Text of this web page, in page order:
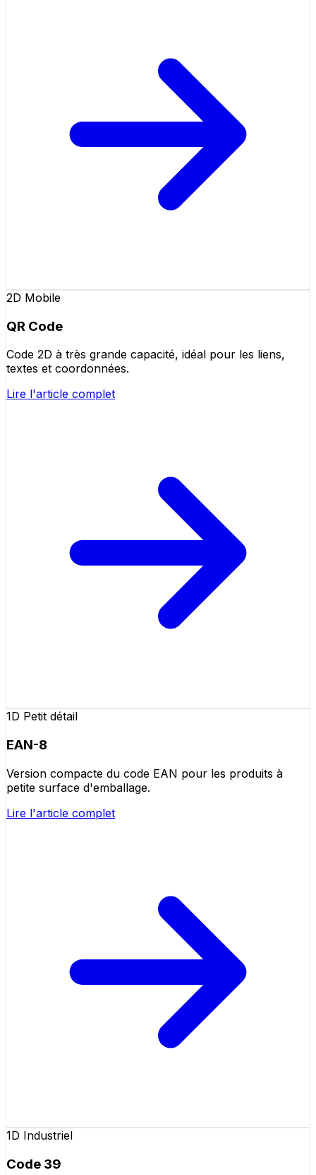
2D Mobile
QR Code
Code 2D à très grande capacité, idéal pour les liens,
textes et coordonnées.
Lire l'article complet
1D Petit détail
EAN-8
Version compacte du code EAN pour les produits à
petite surface d'emballage.
Lire l'article complet
1D Industriel
Code 39